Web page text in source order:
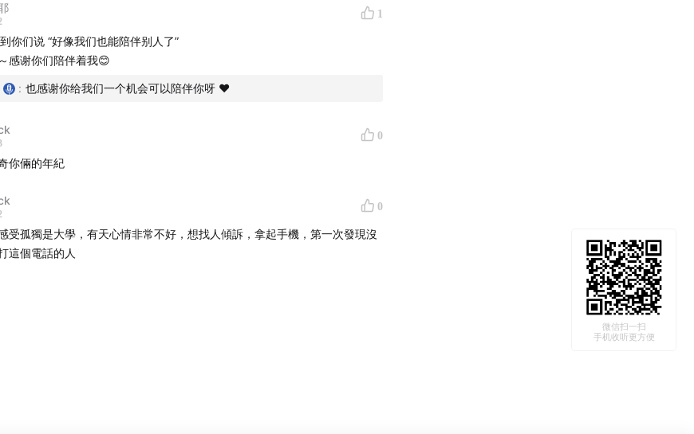
们的读书笔记和观影笔记
会告诉你你喜欢什么样的表达
俱乐部的小伙伴
新送赠品：珍惜我们做出来的每一件产品
经历都让我们对自己的品牌更有安全感
WE TALK
「孤独」的主题介绍
1
你们说 “好像我们也能陪伴别人了”
感谢你们陪伴着我😊
: 也感谢你给我们一个机会可以陪伴你呀 ❤️
0
你倆的年紀
0
受孤獨是大學，有天心情非常不好，想找人傾訴，拿起手機，第一次發現沒
這個電話的人
微信扫一扫
手机收听更方便